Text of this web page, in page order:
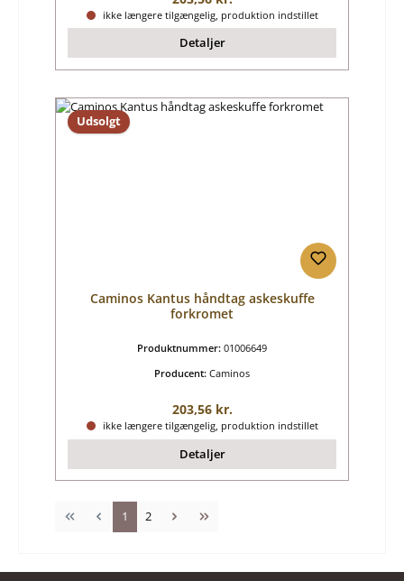
ikke længere tilgængelig, produktion indstillet
Detaljer
Udsolgt
Caminos Kantus håndtag askeskuffe
forkromet
Produktnummer: 01006649
Producent: Caminos
Almindelig pris:
203,56 kr.
ikke længere tilgængelig, produktion indstillet
Detaljer
Side
1 Side
2